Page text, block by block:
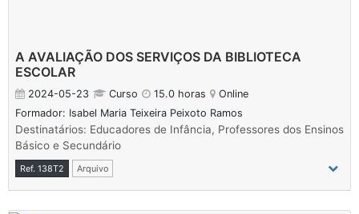
A AVALIAÇÃO DOS SERVIÇOS DA BIBLIOTECA
ESCOLAR
2024-05-23 Curso 15.0 horas
Online
Formador: Isabel Maria Teixeira Peixoto Ramos
Destinatários: Educadores de Infância, Professores dos Ensinos
Básico e Secundário
Ref. 138T2 Arquivo